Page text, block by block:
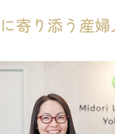
寄り添う産